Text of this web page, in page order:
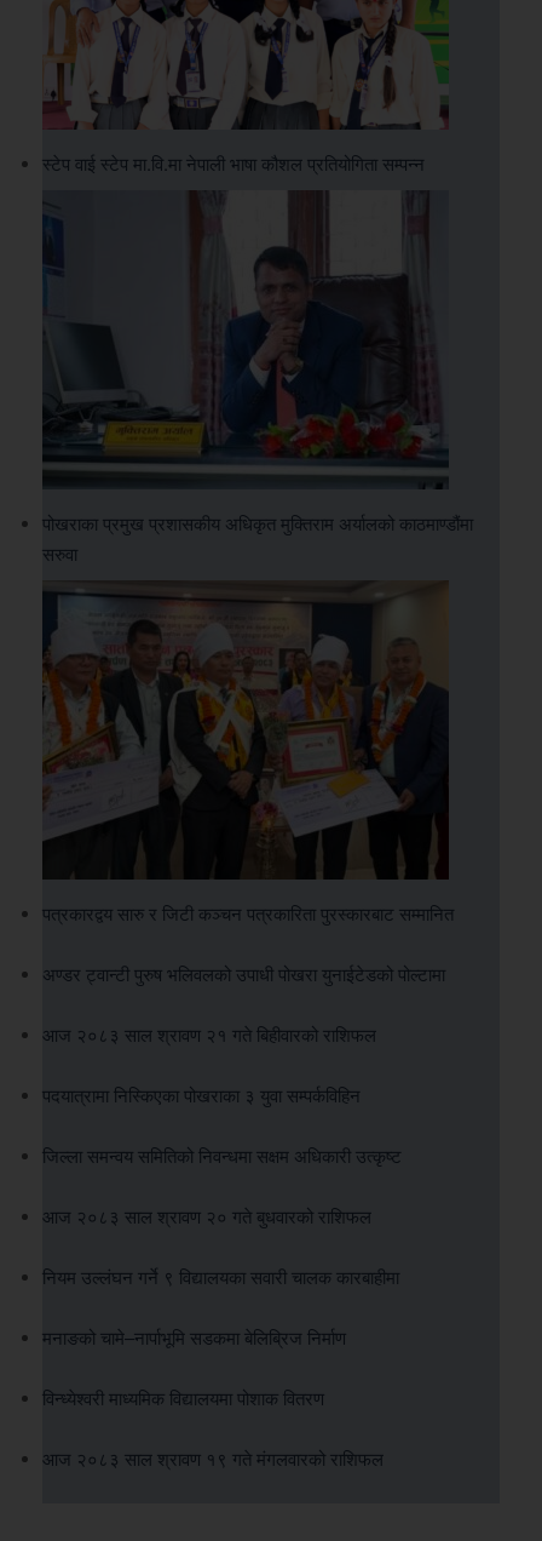
स्टेप वाई स्टेप मा.वि.मा नेपाली भाषा कौशल प्रतियोगिता सम्पन्न
पोखराका प्रमुख प्रशासकीय अधिकृत मुक्तिराम अर्यालको काठमाण्डौंमा
सरुवा
पत्रकारद्वय सारु र जिटी कञ्चन पत्रकारिता पुरस्कारबाट सम्मानित
अण्डर ट्वान्टी पुरुष भलिवलको उपाधी पोखरा युनाईटेडको पोल्टामा
आज २०८३ साल श्रावण २१ गते बिहीवारको राशिफल
पदयात्रामा निस्किएका पोखराका ३ युवा सम्पर्कविहिन
जिल्ला समन्वय समितिको निवन्धमा सक्षम अधिकारी उत्कृष्ट
आज २०८३ साल श्रावण २० गते बुधवारको राशिफल
नियम उल्लंघन गर्ने ९ विद्यालयका सवारी चालक कारबाहीमा
मनाङको चामे–नार्पाभूमि सडकमा बेलिब्रिज निर्माण
विन्ध्येश्वरी माध्यमिक विद्यालयमा पोशाक वितरण
आज २०८३ साल श्रावण १९ गते मंगलवारको राशिफल